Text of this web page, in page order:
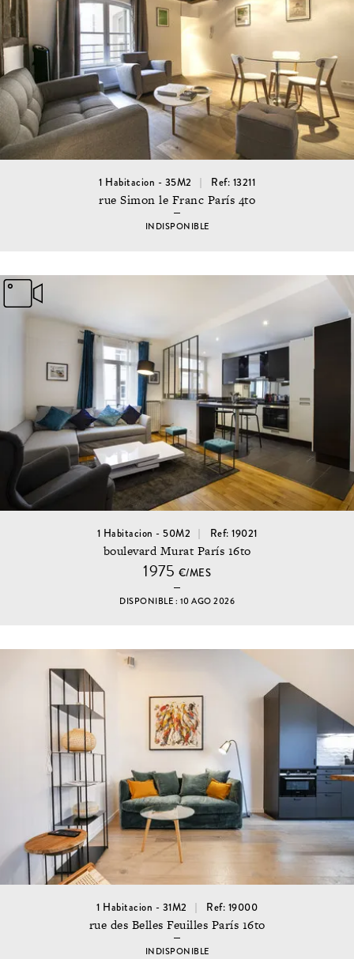
1 Habitacion - 35M2 Ref: 13211
rue Simon le Franc París 4to
INDISPONIBLE
1 Habitacion - 50M2 Ref: 19021
boulevard Murat París 16to
1975 €/MES
DISPONIBLE : 10 AGO 2026
1 Habitacion - 31M2 Ref: 19000
rue des Belles Feuilles París 16to
INDISPONIBLE